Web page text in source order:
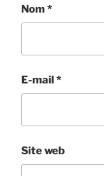
Nom*
E-mail*
Site web